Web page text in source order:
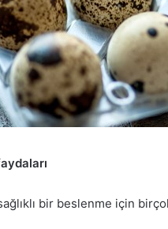
bir beslenme için